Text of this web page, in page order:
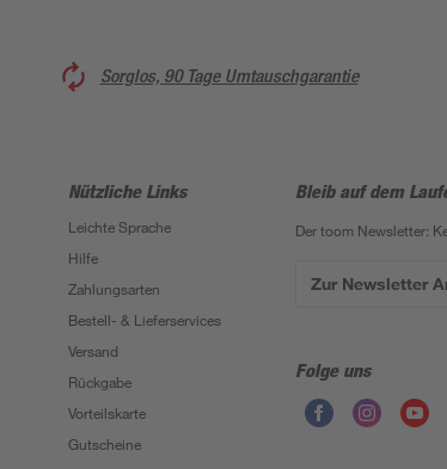
Sorglos, 90 Tage Umtauschgarantie
Nützliche Links
Leichte Sprache
Hilfe
Zahlungsarten
Bestell- & Lieferservices
Versand
Rückgabe
Vorteilskarte
Gutscheine
Bleib auf dem
Der toom Newsletter:
Zur Newsletter
Folge uns